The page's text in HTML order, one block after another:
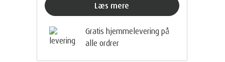
Læs mere
Gratis hjemmelevering på
alle ordrer